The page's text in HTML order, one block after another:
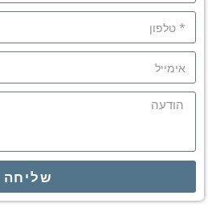
שליחה